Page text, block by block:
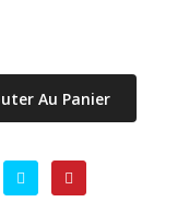
Au Panier